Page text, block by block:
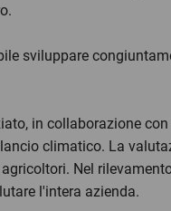
sviluppare
in collaborazione
climatico. La
Nel
l'intera azienda.